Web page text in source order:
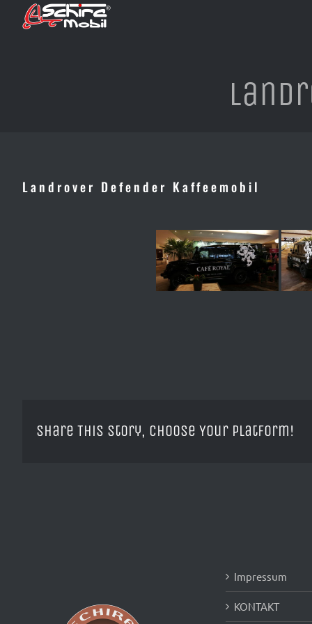
Inhalt
Landrover Defender Kaffeemobil
Share This Story, Choose Your Platform!
Impressum
KONTAKT